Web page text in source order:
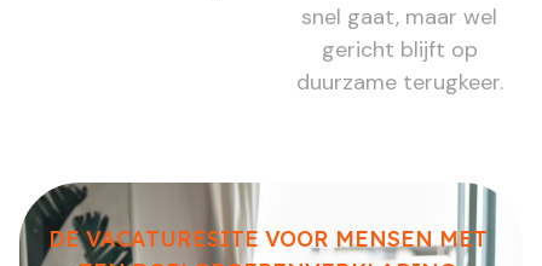
snel gaat, maar wel
gericht blijft op
duurzame terugkeer.
DE VACATURESITE VOOR MENSEN MET